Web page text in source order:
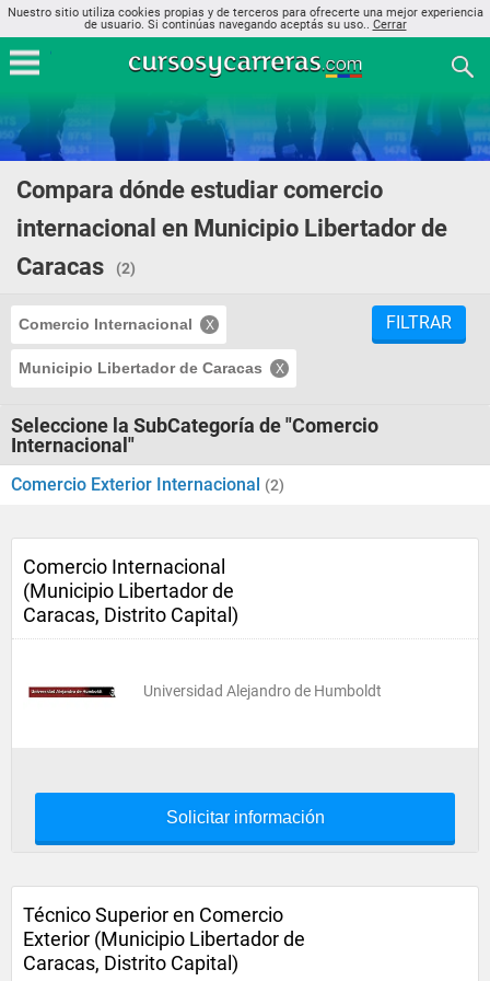
Nuestro sitio utiliza cookies propias y de terceros para ofrecerte una mejor experiencia
de usuario. Si continúas navegando aceptás su uso.. Cerrar
Compara dónde estudiar comercio
internacional en Municipio Libertador de
Caracas
(2)
Comercio Internacional
Municipio Libertador de Caracas
FILTRAR
Seleccione la SubCategoría de "Comercio
Internacional"
Comercio Exterior Internacional (2)
Comercio Internacional
(Municipio Libertador de
Caracas, Distrito Capital)
Universidad Alejandro de Humboldt
Solicitar información
Técnico Superior en Comercio
Exterior (Municipio Libertador de
Caracas, Distrito Capital)